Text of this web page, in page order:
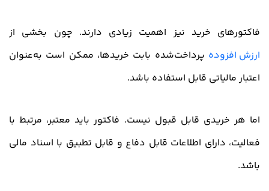
فاکتورهای خرید نیز اهمیت زیادی دارند. چون بخشی از
ارزش افزوده پرداخت‌شده بابت خریدها، ممکن است به‌عنوان
اعتبار مالیاتی قابل استفاده باشد.
اما هر خریدی قابل قبول نیست. فاکتور باید معتبر، مرتبط با
فعالیت، دارای اطلاعات قابل دفاع و قابل تطبیق با اسناد مالی
باشد.